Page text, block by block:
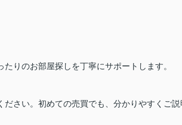
りのお部屋探しを丁寧にサポートします。
さい。初めての売買でも、分かりやすくご説